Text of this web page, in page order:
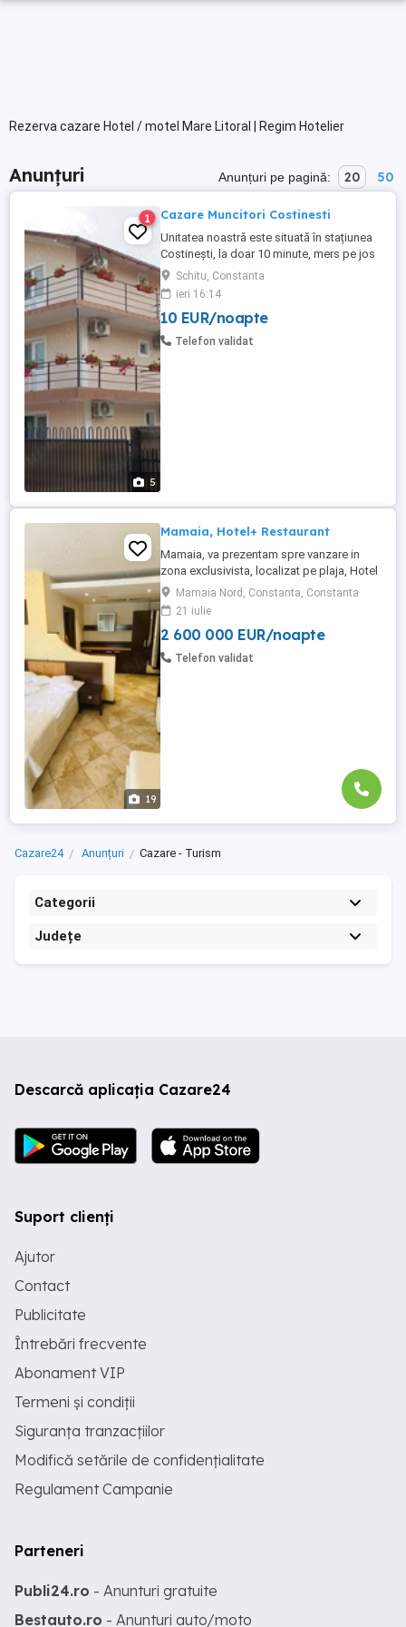
Rezerva cazare Hotel / motel Mare Litoral | Regim Hotelier
Anunțuri Anunțuri pe pagină: 20 50
5
1 Cazare Muncitori Costinesti
Unitatea noastră este situată în stațiunea
Costinești, la doar 10 minute, mers pe jos
până la Plaja Obelisc, 5 minute până la
stația CFR Halta Tabără Costinesti și doar
3 minute până la Parcul de Distracții.
Capacitatea de cazare este peste 60
locuri serie în camere duble și camere
Schitu, Constanta
ieri 16:14
10 EUR/noapte
Telefon validat
19
Mamaia, Hotel+ Restaurant
Mamaia, va prezentam spre vanzare in
zona exclusivista, localizat pe plaja, Hotel
+ Restaurant 4*, P+2 cu autorizatie pt inca
un etaj, cu inca 9 camere, situat chiar pe
malul marii, intr-o zona linistita, dar
totodata aproape de vibratia statiunii.
Teren in proprietate 500 mp. Proprietatea
Mamaia Nord, Constanta, Constanta
21 iulie
2 600 000 EUR/noapte
Telefon validat
Cazare24 Anunțuri Cazare - Turism
Categorii
Județe
Descarcă aplicația Cazare24
Suport clienți
Ajutor
Contact
Publicitate
Întrebări frecvente
Abonament VIP
Termeni și condiții
Siguranța tranzacțiilor
Modifică setările de confidențialitate
Regulament Campanie
Parteneri
Publi24.ro - Anunturi gratuite
Bestauto.ro - Anunturi auto/moto